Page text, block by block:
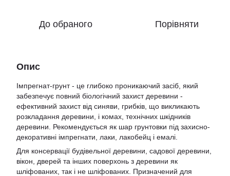
До обраного Порівняти
Опис
Імпрегнат-грунт - це глибоко проникаючий засіб, який
забезпечує повний біологічний захист деревини -
ефективний захист від синяви, грибків, що викликають
розкладання деревини, і комах, технічних шкідників
деревини. Рекомендується як шар грунтовки під захисно-
декоративні імпрегнати, лаки, лакобейц і емалі.
Для консервації будівельної деревини, садової деревини,
вікон, дверей та інших поверхонь з деревини як
шліфованих, так і не шліфованих. Призначений для